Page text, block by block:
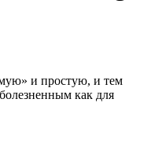
и простую, и тем
как для